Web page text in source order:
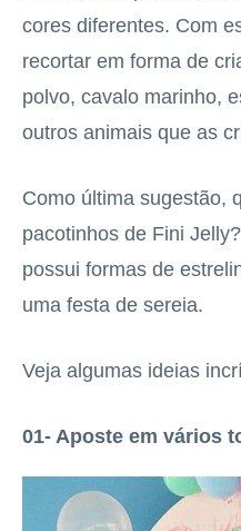
cores diferentes. Com
recortar em forma de
polvo, cavalo marinho,
outros animais que as
Como última sugestão,
pacotinhos de Fini
possui formas de
uma festa de sereia.
Veja algumas ideias
01- Aposte em vários